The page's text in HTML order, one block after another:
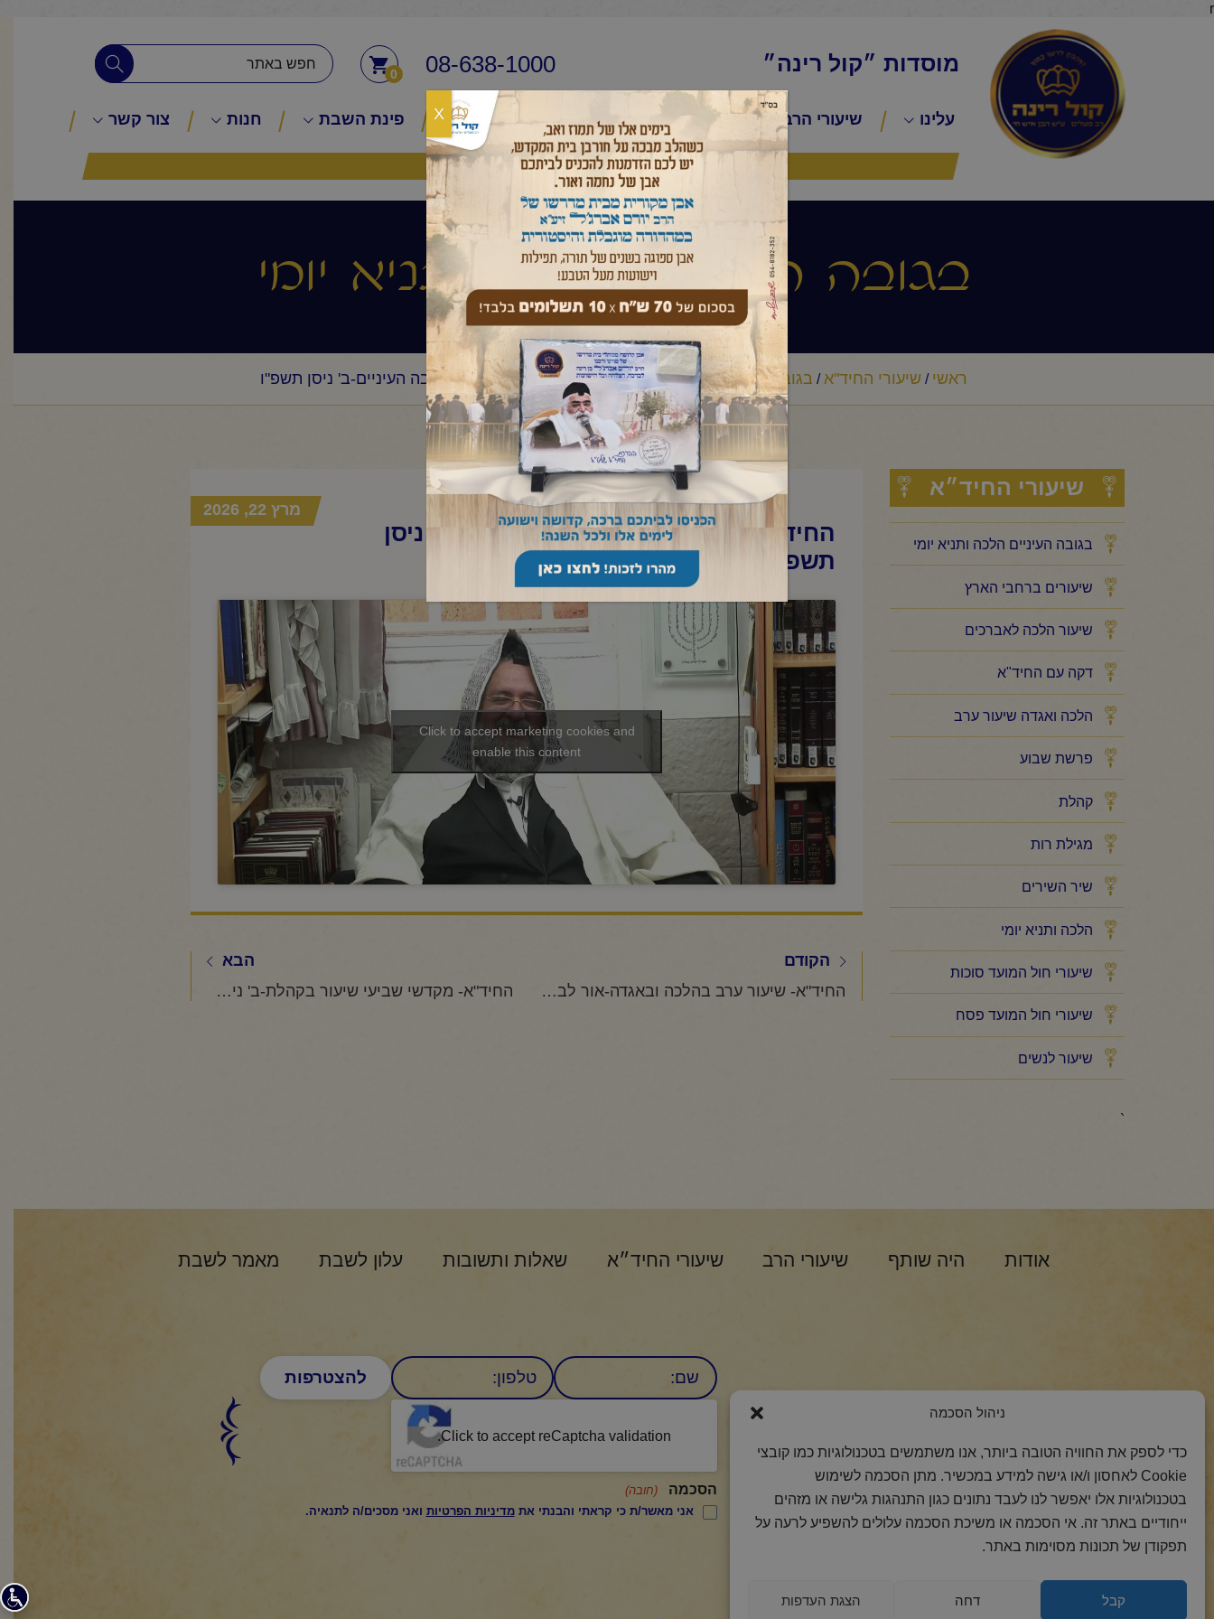
ניהול הסכמה
כדי לספק את החוויה הטובה ביותר, אנו משתמשים בטכנולוגיות כמו קובצי
Cookie לאחסון ו/או גישה למידע במכשיר. מתן הסכמה לשימוש
בטכנולוגיות אלו יאפשר לנו לעבד נתונים כגון התנהגות גלישה או מזהים
ייחודיים באתר זה. אי הסכמה או משיכת הסכמה עלולים להשפיע לרעה על
תפקודן של תכונות מסוימות באתר.
קבל דחה הצגת העדפות
r
מוסדות ״קול רינה״ 08-638-1000
0
עלינו שיעורי הרב שיעורי החיד״א שאלות ותשובות פינת השבת חנות צור קשר
היה שותף
בגובה העיניים הלכה ותניא יומי
ראשי / שיעורי החיד"א/ בגובה העיניים הלכה ותניא יומי/החיד"א- שיעור תניא ובגובה העיניים-ב' ניסן תשפ"ו
שיעורי החיד״א
בגובה העיניים הלכה ותניא יומי
שיעורים ברחבי הארץ
שיעור הלכה לאברכים
דקה עם החיד"א
הלכה ואגדה שיעור ערב
פרשת שבוע
קהלת
מגילת רות
שיר השירים
הלכה ותניא יומי
שיעורי חול המועד סוכות
שיעורי חול המועד פסח
שיעור לנשים
`
החיד"א- שיעור תניא ובגובה העיניים-ב' ניסן
תשפ"ו
מרץ 22, 2026
Click to accept marketing cookies and
enable this content
הקודם
החיד"א- שיעור ערב בהלכה ובאגדה-אור לב' ניסן תשפ"ו
הבא
החיד"א- מקדשי שביעי שיעור בקהלת-ב' ניסן תשפ"ו
אודות היה שותף שיעורי הרב שיעורי החיד״א שאלות ותשובות עלון לשבת מאמר לשבת
הצטרפות למסר היומי
שם טלפון:
Click to accept reCaptcha validation.
הסכמה
(חובה)
אני מאשר/ת כי קראתי והבנתי אתמדיניות הפרטיות
2018 כל הזכויות
X